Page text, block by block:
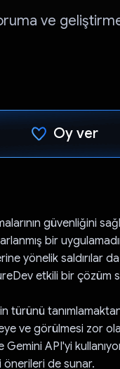
ve
Oy ver
güvenliğini
bir
yönelik saldırılar
etkili bir çözüm
türünü
ve görülmesi zor
API'yi
de sunar.